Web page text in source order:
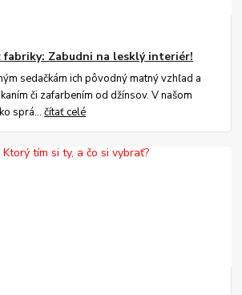
fabriky: Zabudni na lesklý interiér!
sedačkám ich pôvodný matný vzhľad a
či zafarbením od džínsov. V našom
sprá...čítať celé